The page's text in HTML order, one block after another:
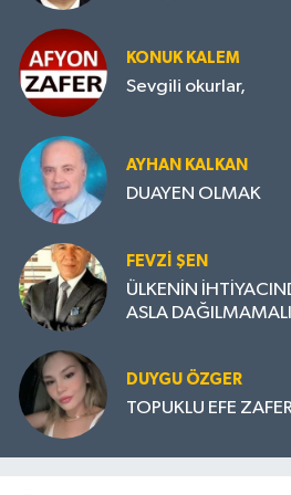
KONUK KALEM
Sevgili okurlar,
AYHAN KALKAN
DUAYEN OLMAK
FEVZI ŞEN
ÜLKENİN
ASLA DAĞILMAMALI
DUYGU ÖZGER
TOPUKLU EFE